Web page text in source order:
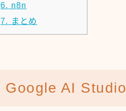
6. n8n
7.
まとめ
Google AI Studio